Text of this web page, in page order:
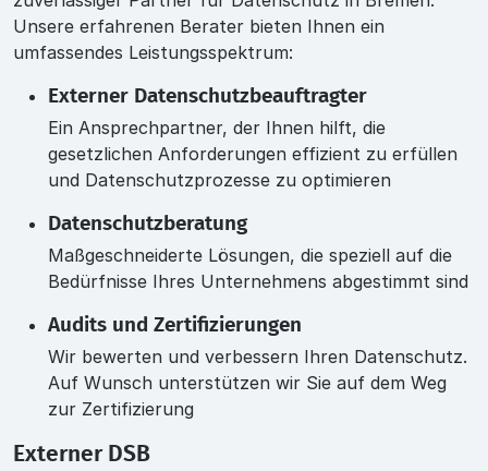
Unsere erfahrenen Berater bieten Ihnen ein
umfassendes Leistungsspektrum:
Externer Datenschutzbeauftragter
Ein Ansprechpartner, der Ihnen hilft, die
gesetzlichen Anforderungen effizient zu erfüllen
und Datenschutzprozesse zu optimieren
Datenschutzberatung
Maßgeschneiderte Lösungen, die speziell auf die
Bedürfnisse Ihres Unternehmens abgestimmt sind
Audits und Zertifizierungen
Wir bewerten und verbessern Ihren Datenschutz.
Auf Wunsch unterstützen wir Sie auf dem Weg
zur Zertifizierung
Externer DSB